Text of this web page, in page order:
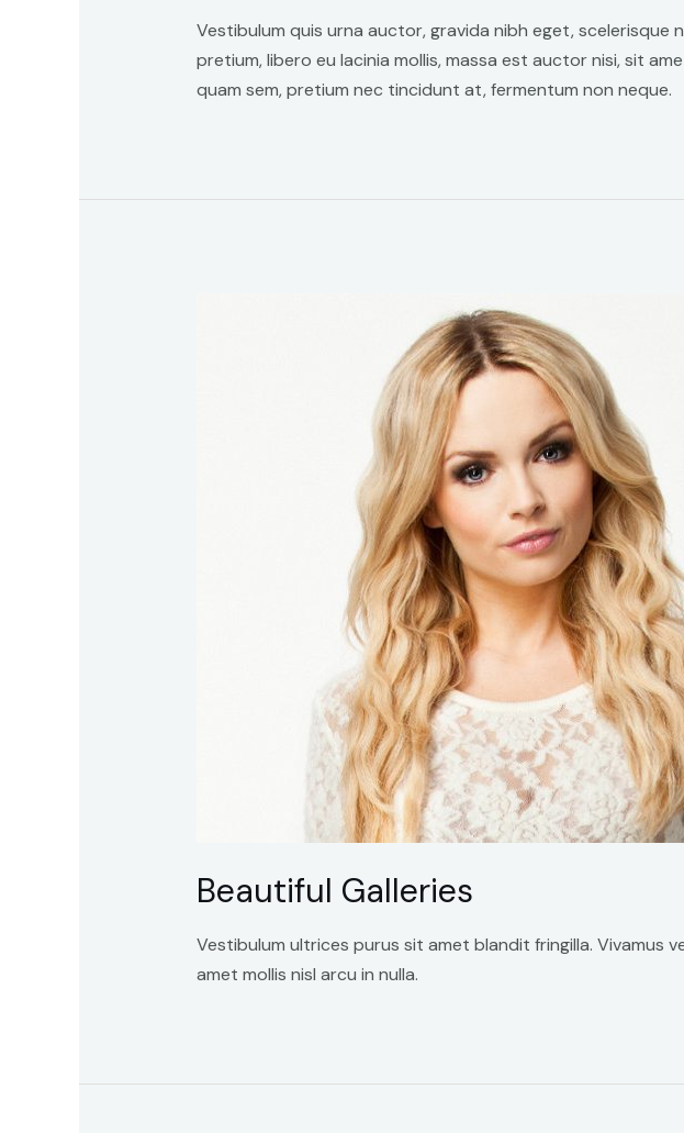
Vestibulum quis urna auctor, gravida nibh eget, scelerisque
pretium, libero eu lacinia mollis, massa est auctor nisi, sit
quam sem, pretium nec tincidunt at, fermentum non neque.
Beautiful Galleries
Vestibulum ultrices purus sit amet blandit fringilla.
amet mollis nisl arcu in nulla.